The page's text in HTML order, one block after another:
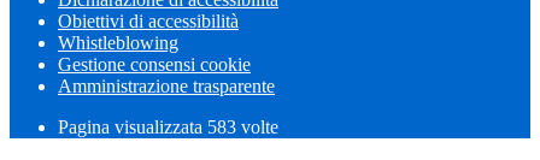
Obiettivi di accessibilità
Whistleblowing
Gestione consensi cookie
Amministrazione trasparente
Pagina visualizzata 583 volte